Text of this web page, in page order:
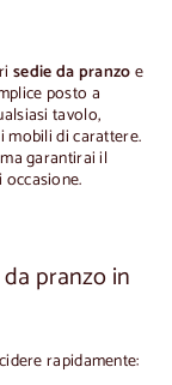
sedie da pranzoe
posto a
tavolo,
mobili di carattere.
garantirai il
pranzo in
rapidamente: